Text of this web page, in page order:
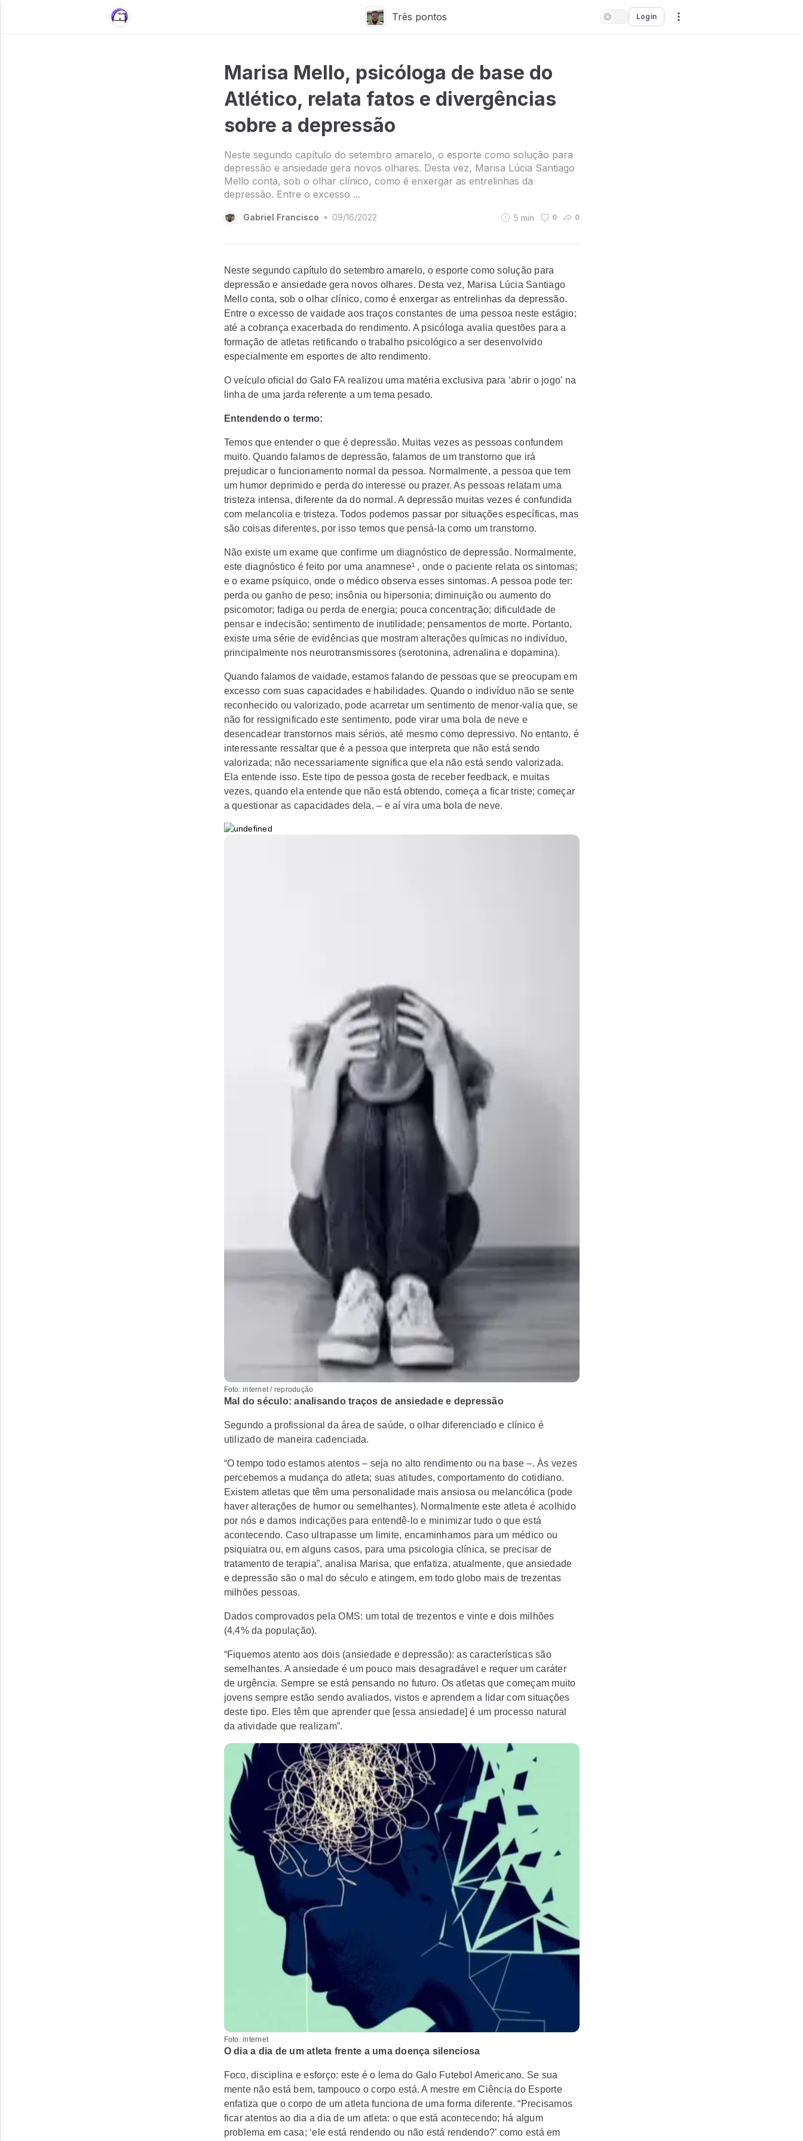
Três pontos Login
Marisa Mello, psicóloga de base do
Atlético, relata fatos e divergências
sobre a depressão
Neste segundo capítulo do setembro amarelo, o esporte como solução para
depressão e ansiedade gera novos olhares. Desta vez, Marisa Lúcia Santiago
Mello conta, sob o olhar clínico, como é enxergar as entrelinhas da
depressão. Entre o excesso ...
Gabriel Francisco • 09/16/2022 5 min 0 0
Neste segundo capítulo do setembro amarelo, o esporte como solução para
depressão e ansiedade gera novos olhares. Desta vez, Marisa Lúcia Santiago
Mello conta, sob o olhar clínico, como é enxergar as entrelinhas da depressão.
Entre o excesso de vaidade aos traços constantes de uma pessoa neste estágio;
até a cobrança exacerbada do rendimento. A psicóloga avalia questões para a
formação de atletas retificando o trabalho psicológico a ser desenvolvido
especialmente em esportes de alto rendimento.
O veículo oficial do Galo FA realizou uma matéria exclusiva para ‘abrir o jogo’ na
linha de uma jarda referente a um tema pesado.
Entendendo o termo:
Temos que entender o que é depressão. Muitas vezes as pessoas confundem
muito. Quando falamos de depressão, falamos de um transtorno que irá
prejudicar o funcionamento normal da pessoa. Normalmente, a pessoa que tem
um humor deprimido e perda do interesse ou prazer. As pessoas relatam uma
tristeza intensa, diferente da do normal. A depressão muitas vezes é confundida
com melancolia e tristeza. Todos podemos passar por situações específicas, mas
são coisas diferentes, por isso temos que pensá-la como um transtorno.
Não existe um exame que confirme um diagnóstico de depressão. Normalmente,
este diagnóstico é feito por uma anamnese¹ , onde o paciente relata os sintomas;
e o exame psíquico, onde o médico observa esses sintomas. A pessoa pode ter:
perda ou ganho de peso; insônia ou hipersonia; diminuição ou aumento do
psicomotor; fadiga ou perda de energia; pouca concentração; dificuldade de
pensar e indecisão; sentimento de inutilidade; pensamentos de morte. Portanto,
existe uma série de evidências que mostram alterações químicas no indivíduo,
principalmente nos neurotransmissores (serotonina, adrenalina e dopamina).
Quando falamos de vaidade, estamos falando de pessoas que se preocupam em
excesso com suas capacidades e habilidades. Quando o indivíduo não se sente
reconhecido ou valorizado, pode acarretar um sentimento de menor-valia que, se
não for ressignificado este sentimento, pode virar uma bola de neve e
desencadear transtornos mais sérios, até mesmo como depressivo. No entanto, é
interessante ressaltar que é a pessoa que interpreta que não está sendo
valorizada; não necessariamente significa que ela não está sendo valorizada.
Ela entende isso. Este tipo de pessoa gosta de receber feedback, e muitas
vezes, quando ela entende que não está obtendo, começa a ficar triste; começar
a questionar as capacidades dela. – e aí vira uma bola de neve.
Foto: internet / reprodução
Mal do século: analisando traços de ansiedade e depressão
Segundo a profissional da área de saúde, o olhar diferenciado e clínico é
utilizado de maneira cadenciada.
“O tempo todo estamos atentos – seja no alto rendimento ou na base –. Às vezes
percebemos a mudança do atleta; suas atitudes, comportamento do cotidiano.
Existem atletas que têm uma personalidade mais ansiosa ou melancólica (pode
haver alterações de humor ou semelhantes). Normalmente este atleta é acolhido
por nós e damos indicações para entendê-lo e minimizar tudo o que está
acontecendo. Caso ultrapasse um limite, encaminhamos para um médico ou
psiquiatra ou, em alguns casos, para uma psicologia clínica, se precisar de
tratamento de terapia”, analisa Marisa, que enfatiza, atualmente, que ansiedade
e depressão são o mal do século e atingem, em todo globo mais de trezentas
milhões pessoas.
Dados comprovados pela OMS: um total de trezentos e vinte e dois milhões
(4,4% da população).
“Fiquemos atento aos dois (ansiedade e depressão): as características são
semelhantes. A ansiedade é um pouco mais desagradável e requer um caráter
de urgência. Sempre se está pensando no futuro. Os atletas que começam muito
jovens sempre estão sendo avaliados, vistos e aprendem a lidar com situações
deste tipo. Eles têm que aprender que [essa ansiedade] é um processo natural
da atividade que realizam”.
Foto: internet
O dia a dia de um atleta frente a uma doença silenciosa
Foco, disciplina e esforço: este é o lema do Galo Futebol Americano. Se sua
mente não está bem, tampouco o corpo está. A mestre em Ciência do Esporte
enfatiza que o corpo de um atleta funciona de uma forma diferente. “Precisamos
ficar atentos ao dia a dia de um atleta: o que está acontecendo; há algum
problema em casa; ‘ele está rendendo ou não está rendendo?’ como está em